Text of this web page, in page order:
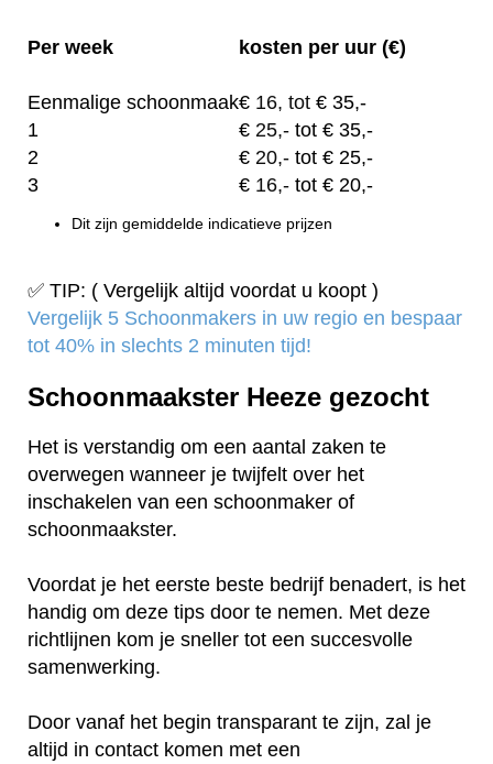
Per week kosten per uur (€)
Eenmalige schoonmaak€ 16, tot € 35,-
1
€ 25,- tot € 35,-
2
€ 20,- tot € 25,-
3
€ 16,- tot € 20,-
Dit zijn gemiddelde indicatieve prijzen
✅ TIP: ( Vergelijk altijd voordat u koopt )
Vergelijk 5 Schoonmakers in uw regio en bespaar
tot 40% in slechts 2 minuten tijd!
Schoonmaakster Heeze gezocht
Het is verstandig om een aantal zaken te
overwegen wanneer je twijfelt over het
inschakelen van een schoonmaker of
schoonmaakster.
Voordat je het eerste beste bedrijf benadert, is het
handig om deze tips door te nemen. Met deze
richtlijnen kom je sneller tot een succesvolle
samenwerking.
Door vanaf het begin transparant te zijn, zal je
altijd in contact komen met een